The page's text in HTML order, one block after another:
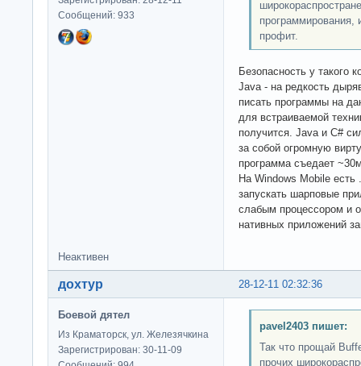
Сообщений: 933
программирования,
профит.
Безопасность у такого
Java - на редкость
писать программы на
для встраиваемой
получится. Java и C#
за собой огромную
программа съедает
На Windows Mobile
запускать шарповые
слабым процессором и
нативных приложений
Неактивен
28-12-11 02:32:36
дохтур
Боевой дятел
Из Краматорск, ул. Железячкина
Зарегистрирован: 30-11-09
pavel2403 пишет:
Так что прощай
прочих